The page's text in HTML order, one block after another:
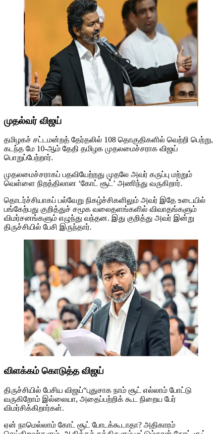
முதல்வர் விஜய்
தமிழகச் சட்டமன்றத் தேர்தலில் 108 தொகுதிகளில் வெற்றி பெற்று,
கடந்த மே 10-ஆம் தேதி தமிழக முதலமைச்சராக விஜய்
பொறுப்பேற்றார்.
முதலமைச்சராகப் பதவியேற்றது முதலே அவர் கருப்பு மற்றும்
வெள்ளை நிறத்திலான ‘கோட் சூட்’ அணிந்து வருகிறார்.
தொடர்ச்சியாகப் பல்வேறு நிகழ்ச்சிகளிலும் அவர் இதே உடையில்
பங்கேற்பது குறித்துச் சமூக வலைதளங்களில் விவாதங்களும்
விமர்சனங்களும் எழுந்து வந்தன. இது குறித்து அவர் இன்று
திருச்சியில் பேசி இருந்தார்.
விளக்கம் கொடுத்த விஜய்
திருச்சியில் பேசிய விஜய்“புதுசாக நாம் சூட் எல்லாம் போட்டு
வருகிறோம் இல்லையா, அதைப்பற்றிக் கூட நிறைய பேர்
விமர்சிக்கிறார்கள்.
ஏன் நாமெல்லாம் கோட் சூட் போடக்கூடாதா? அதிகாரம்